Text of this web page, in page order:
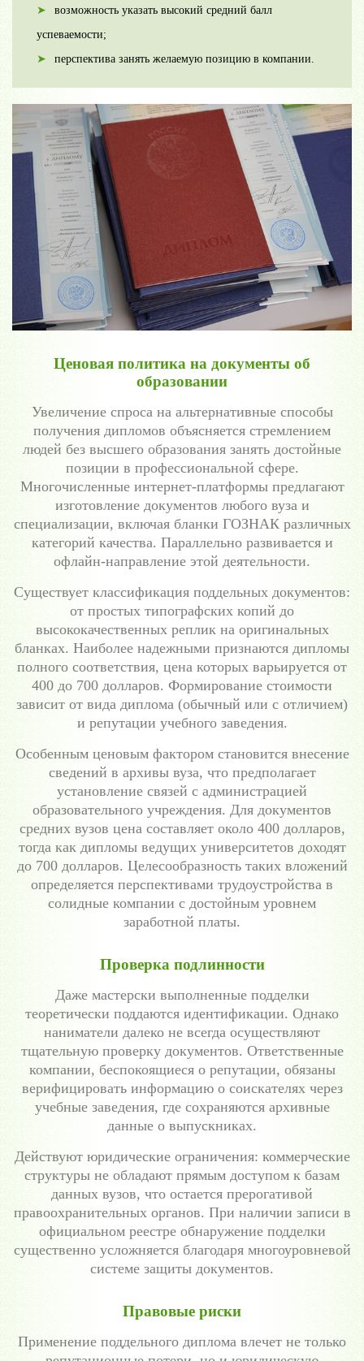
возможность указать высокий средний балл
успеваемости;
перспектива занять желаемую позицию в компании.
Ценовая политика на документы об
образовании
Увеличение спроса на альтернативные способы
получения дипломов объясняется стремлением
людей без высшего образования занять достойные
позиции в профессиональной сфере.
Многочисленные интернет-платформы предлагают
изготовление документов любого вуза и
специализации, включая бланки ГОЗНАК различных
категорий качества. Параллельно развивается и
офлайн-направление этой деятельности.
Существует классификация поддельных документов:
от простых типографских копий до
высококачественных реплик на оригинальных
бланках. Наиболее надежными признаются дипломы
полного соответствия, цена которых варьируется от
400 до 700 долларов. Формирование стоимости
зависит от вида диплома (обычный или с отличием)
и репутации учебного заведения.
Особенным ценовым фактором становится внесение
сведений в архивы вуза, что предполагает
установление связей с администрацией
образовательного учреждения. Для документов
средних вузов цена составляет около 400 долларов,
тогда как дипломы ведущих университетов доходят
до 700 долларов. Целесообразность таких вложений
определяется перспективами трудоустройства в
солидные компании с достойным уровнем
заработной платы.
Проверка подлинности
Даже мастерски выполненные подделки
теоретически поддаются идентификации. Однако
наниматели далеко не всегда осуществляют
тщательную проверку документов. Ответственные
компании, беспокоящиеся о репутации, обязаны
верифицировать информацию о соискателях через
учебные заведения, где сохраняются архивные
данные о выпускниках.
Действуют юридические ограничения: коммерческие
структуры не обладают прямым доступом к базам
данных вузов, что остается прерогативой
правоохранительных органов. При наличии записи в
официальном реестре обнаружение подделки
существенно усложняется благодаря многоуровневой
системе защиты документов.
Правовые риски
Применение поддельного диплома влечет не только